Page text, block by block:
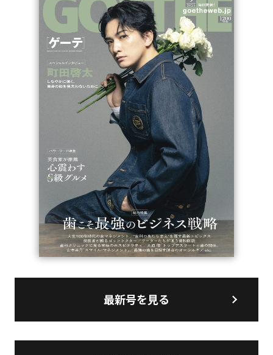
最新号を見る